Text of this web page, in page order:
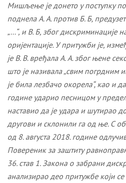
Мишљење је донето у поступку
поднела А. А. против Б. Б,
„…“, и В. Б, због дискриминације
оријентације. У притужби је,
је В. В. вређала А. А. због њене
што је називала„свим погрдним
је била лезбачо окорела“, као и да
године ударио песницом у
наставио да је удара и шутирао
другови и склонили га од ње. С
од 8. августа 2018. године
Повереник за заштиту
36. став 1. Закона о забрани
анализирао део притужбе који